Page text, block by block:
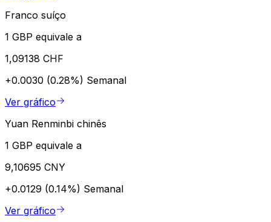
Franco suíço
1 GBP equivale a
1,09138 CHF
+0.0030 (0.28%) Semanal
Ver gráfico
Yuan Renminbi chinês
1 GBP equivale a
9,10695 CNY
+0.0129 (0.14%) Semanal
Ver gráfico